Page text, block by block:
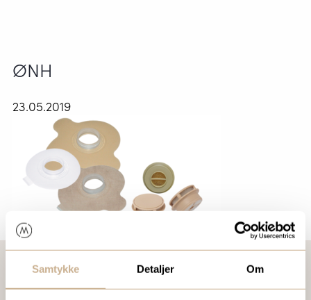
Samtykke Detaljer Om
ØNH
23.05.2019